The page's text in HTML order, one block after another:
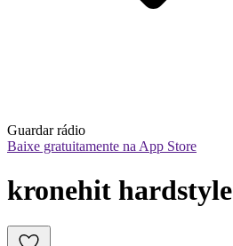
Guardar rádio
Baixe gratuitamente na App Store
kronehit hardstyle